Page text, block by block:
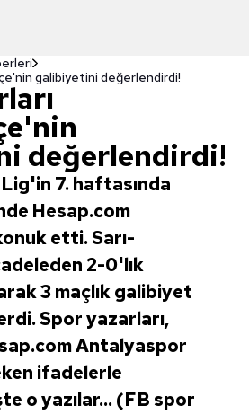
galibiyetini değerlendirdi!
değerlendirdi!
7. haftasında
Hesap.com
etti. Sarı-
2-0'lık
3 maçlık galibiyet
Spor yazarları,
Antalyaspor
ifadelerle
o yazılar... (FB spor